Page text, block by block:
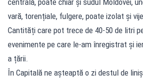
vară, torențiale, fulgere, poate izolat și
Cantități care pot trece de 40-50 de litri
evenimente pe care le-am înregistrat și
a țării.
În Capitală ne așteaptă o zi destul de